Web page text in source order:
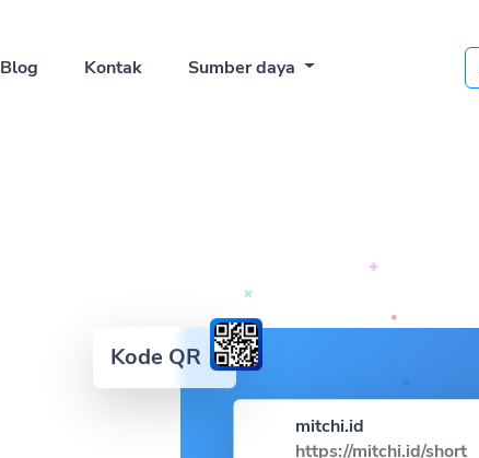
Blog Kontak Sumber daya
mitchi.id
https://mitchi.id/short
Kode QR